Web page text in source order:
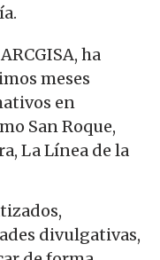
ARCGISA, ha
meses
en
San Roque,
, La Línea de la
divulgativas,